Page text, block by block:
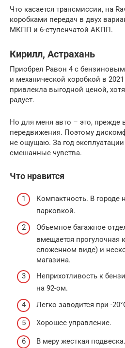
Что касается трансмиссии, на
коробками передач в двух
МКПП и 6-ступенчатой АКПП.
Кирилл, Астрахань
Приобрел Равон 4 с
и механической коробкой в
привлекла выгодной ценой,
радует.
Но для меня авто – это, прежде
передвижения. Поэтому
не ощущаю. За год
смешанные чувства.
Что нравится
Компактность. В городе
парковкой.
Объемное багажное
вмещается прогулочная
сложенном виде) и
магазина.
Неприхотливость к
на 92-ом.
Легко заводится при -
Хорошее управление.
В меру жесткая